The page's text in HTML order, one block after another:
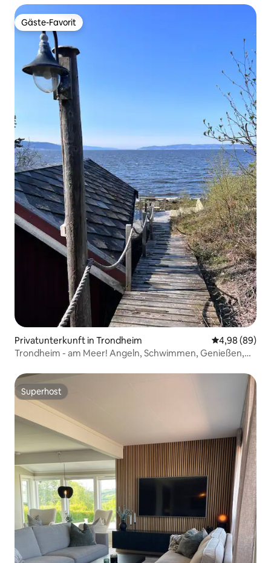
Gäste-Favorit
Gäste-Favorit
Privatunterkunft in Trondheim
4,98 (89)
Trondheim - am Meer! Angeln, Schwimmen, Genießen,
Superhost
Superhost